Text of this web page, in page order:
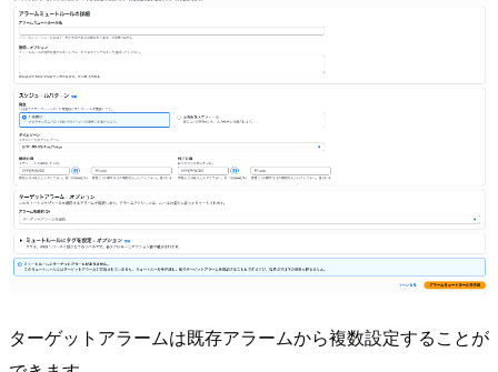
ターゲットアラームは既存アラームから複数設定することが